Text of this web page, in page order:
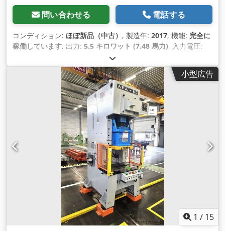
問い合わせる 電話する
コンディション: ほぼ新品（中古） , 製造年: 2017, 機能: 完全に
稼働しています, 出力: 5.5 キロワット (7.48 馬力), 入力電圧:
, ストローク長:
mm, テーブル長さ:900 mm, 総重量:5,600 kg（キログラ
, ストローク調整:75 mm, 装備:ドキュメント / マニュア
小型広告
1 / 15